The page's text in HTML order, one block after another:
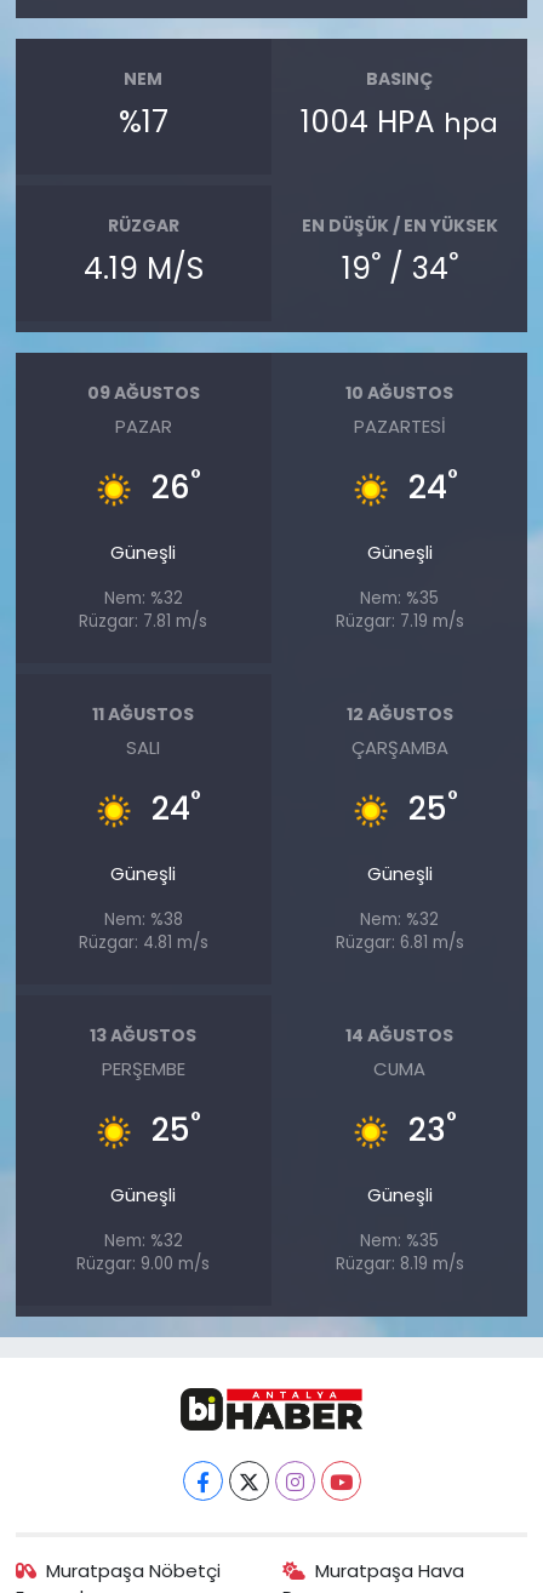
NEM
%17
BASINÇ
1004 HPA hpa
RÜZGAR
4.19 M/S
EN DÜŞÜK / EN YÜKSEK
19°/ 34°
09 AĞUSTOS
PAZAR
26°
Güneşli
Nem: %32
Rüzgar: 7.81 m/s
10 AĞUSTOS
PAZARTESI
24°
Güneşli
Nem: %35
Rüzgar: 7.19 m/s
11 AĞUSTOS
SALI
24°
Güneşli
Nem: %38
Rüzgar: 4.81 m/s
12 AĞUSTOS
ÇARŞAMBA
25°
Güneşli
Nem: %32
Rüzgar: 6.81 m/s
13 AĞUSTOS
PERŞEMBE
25°
Güneşli
Nem: %32
Rüzgar: 9.00 m/s
14 AĞUSTOS
CUMA
23°
Güneşli
Nem: %35
Rüzgar: 8.19 m/s
Muratpaşa Nöbetçi
Muratpaşa Hava